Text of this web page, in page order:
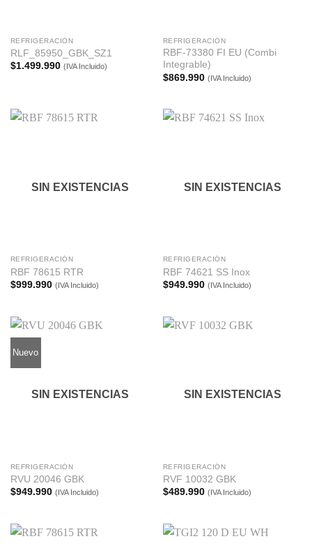
REFRIGERACIÓN
RLF_85950_GBK_SZ1
$1.499.990 (IVA Incluido)
REFRIGERACIÓN
RBF-73380 FI EU (Combi
Integrable)
$869.990 (IVA Incluido)
SIN EXISTENCIAS
REFRIGERACIÓN
RBF 78615 RTR
$999.990 (IVA Incluido)
SIN EXISTENCIAS
REFRIGERACIÓN
RBF 74621 SS Inox
$949.990 (IVA Incluido)
Nuevo
SIN EXISTENCIAS
REFRIGERACIÓN
RVU 20046 GBK
$949.990 (IVA Incluido)
SIN EXISTENCIAS
REFRIGERACIÓN
RVF 10032 GBK
$489.990 (IVA Incluido)